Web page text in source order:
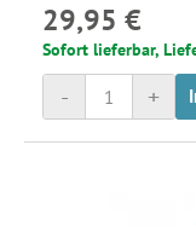
29,95 €
Sofort lieferbar,
+
-